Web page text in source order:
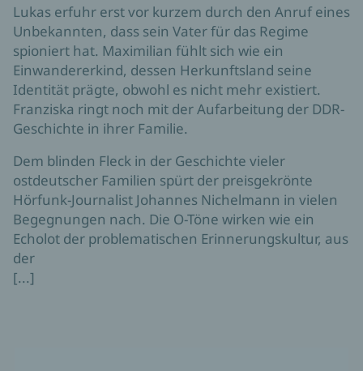
Lukas erfuhr erst vor kurzem durch den Anruf eines
Unbekannten, dass sein Vater für das Regime
spioniert hat. Maximilian fühlt sich wie ein
Einwandererkind, dessen Herkunftsland seine
Identität prägte, obwohl es nicht mehr existiert.
Franziska ringt noch mit der Aufarbeitung der DDR-
Geschichte in ihrer Familie.
Dem blinden Fleck in der Geschichte vieler
ostdeutscher Familien spürt der preisgekrönte
Hörfunk-Journalist Johannes Nichelmann in vielen
Begegnungen nach. Die O-Töne wirken wie ein
Echolot der problematischen Erinnerungskultur, aus
der
[...]